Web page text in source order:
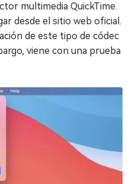
multimedia QuickTime.
desde el sitio web oficial.
de este tipo de códec
viene con una prueba